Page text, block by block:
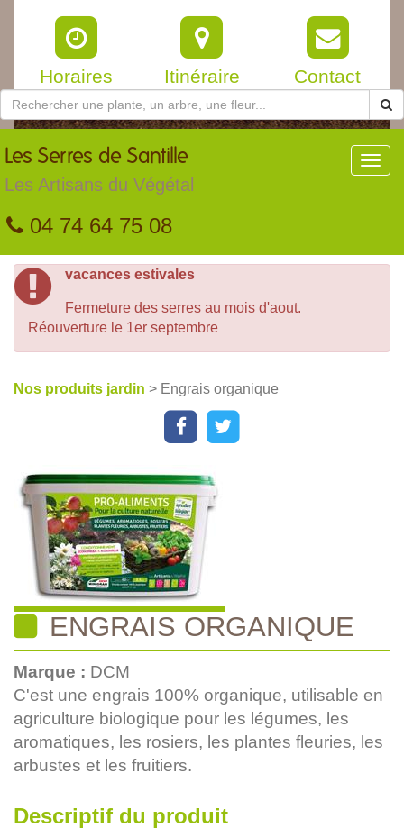
Horaires Itinéraire Contact
Les Serres de Santille
Les Artisans du Végétal
04 74 64 75 08
vacances estivales
Fermeture des serres au mois d'aout.
Réouverture le 1er septembre
Nos produits jardin > Engrais organique
ENGRAIS ORGANIQUE
Marque : DCM
C'est une engrais 100% organique, utilisable en
agriculture biologique pour les légumes, les
aromatiques, les rosiers, les plantes fleuries, les
arbustes et les fruitiers.
Descriptif du produit